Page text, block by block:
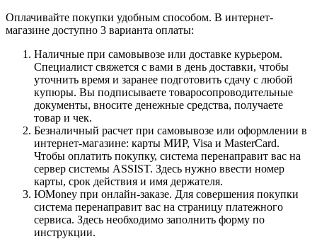
Оплачивайте покупки удобным способом. В интернет-
магазине доступно 3 варианта оплаты:
Наличные при самовывозе или доставке курьером.
Специалист свяжется с вами в день доставки, чтобы
уточнить время и заранее подготовить сдачу с любой
купюры. Вы подписываете товаросопроводительные
документы, вносите денежные средства, получаете
товар и чек.
Безналичный расчет при самовывозе или оформлении в
интернет-магазине: карты МИР, Visa и MasterCard.
Чтобы оплатить покупку, система перенаправит вас на
сервер системы ASSIST. Здесь нужно ввести номер
карты, срок действия и имя держателя.
ЮMoney при онлайн-заказе. Для совершения покупки
система перенаправит вас на страницу платежного
сервиса. Здесь необходимо заполнить форму по
инструкции.